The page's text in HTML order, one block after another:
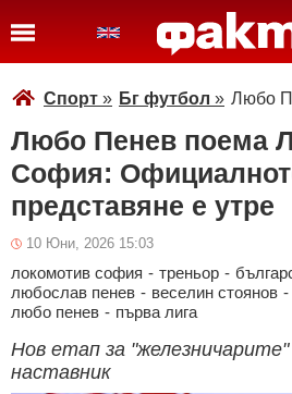
Спорт » Бг футбол » Любо
Любо Пенев поема
София:
представяне е утре
10 Юни, 2026 15:03
локомотив софия - треньор -
любослав пенев - веселин стоянов -
любо пенев - първа лига
Нов етап за
наставник